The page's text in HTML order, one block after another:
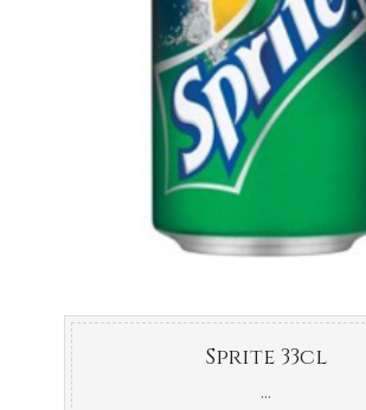
Sprite 33cl
...